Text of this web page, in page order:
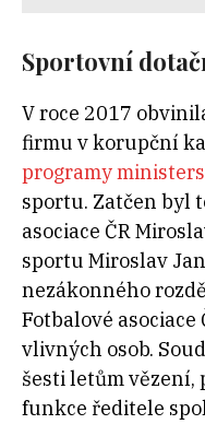
Sportovní
V roce 2017
firmu v korupční
programy
sportu. Zatčen byl
asociace ČR
sportu Miroslav
nezákonného
Fotbalové
vlivných osob.
šesti letům
funkce ředitele